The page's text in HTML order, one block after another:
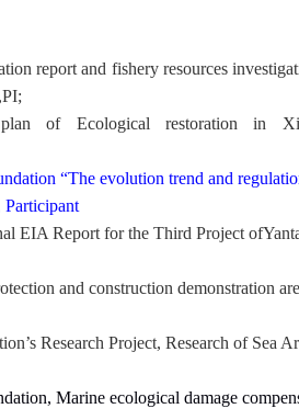
report and fishery resources
plan of Ecological restoration in
“The evolution trend and
EIA Report forthe Third Project of
and construction demonstration
’s Research Project, Research of Sea A
, Marine ecological damage